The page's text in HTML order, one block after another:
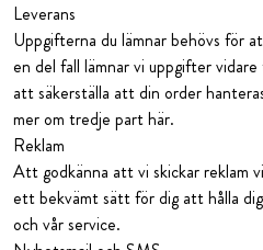
Leverans
Uppgifterna du lämnar behövs för
en del fall lämnar vi uppgifter
att säkerställa att din order
mer om tredje part här.
Reklam
Att godkänna att vi skickar reklam
ett bekvämt sätt för dig att hålla
och vår service.